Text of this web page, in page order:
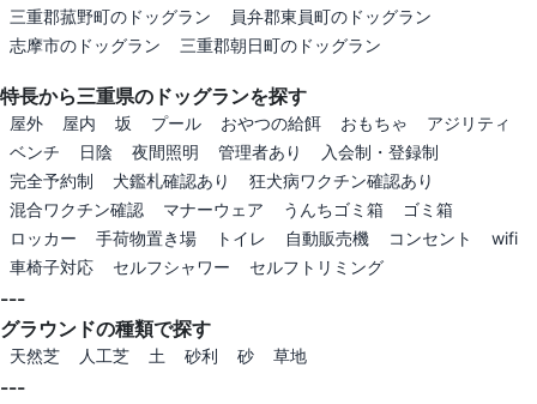
三重郡菰野町のドッグラン
員弁郡東員町のドッグラン
志摩市のドッグラン
三重郡朝日町のドッグラン
特長から三重県のドッグランを探す
屋外 屋内 坂 プール おやつの給餌 おもちゃ
アジリティ
ベンチ
日陰 夜間照明 管理者あり
入会制・登録制
完全予約制
犬鑑札確認あり
狂犬病ワクチン確認あり
混合ワクチン確認
マナーウェア うんちゴミ箱
ゴミ箱
ロッカー
手荷物置き場 トイレ 自動販売機 コンセント
wifi
車椅子対応
セルフシャワー セルフトリミング
---
グラウンドの種類で探す
天然芝 人工芝 土 砂利 砂 草地
---